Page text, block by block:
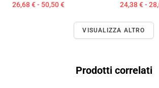
26,68 € - 50,50 € 24,38 € -
VISUALIZZA ALTRO
Prodotti correlati